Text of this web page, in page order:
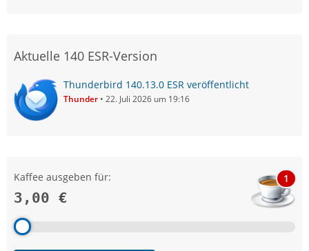
Aktuelle 140 ESR-Version
Thunderbird 140.13.0 ESR veröffentlicht
Thunder 22. Juli 2026 um 19:16
Kaffee ausgeben für:
3,00 €
1